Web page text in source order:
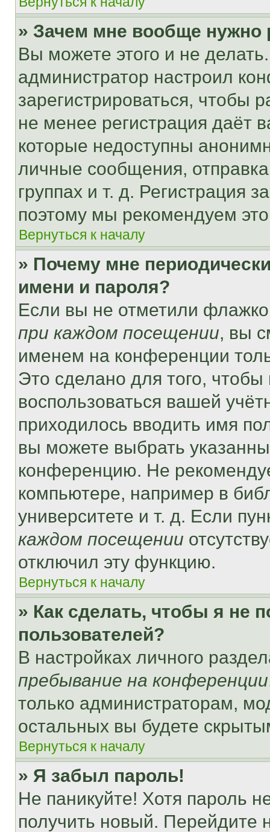
» Зачем мне вообще нужно
Вы можете этого и не
администратор настроил
зарегистрироваться, чтобы
не менее регистрация даёт
которые недоступны
личные сообщения,
группах и т. д. Регистрация
поэтому мы рекомендуем
Вернуться к началу
» Почему мне
имени и пароля?
Если вы не отметили
при каждом посещении, вы
именем на конференции
Это сделано для того, чтобы
воспользоваться вашей
приходилось вводить имя
вы можете выбрать
конференцию. Не
компьютере, например в
университете и т. д. Если
каждом посещении
отключил эту функцию.
Вернуться к началу
» Как сделать, чтобы я не
пользователей?
В настройках личного
пребывание на конференции
только администраторам,
остальных вы будете
Вернуться к началу
» Я забыл пароль!
Не паникуйте! Хотя пароль
получить новый. Перейдите